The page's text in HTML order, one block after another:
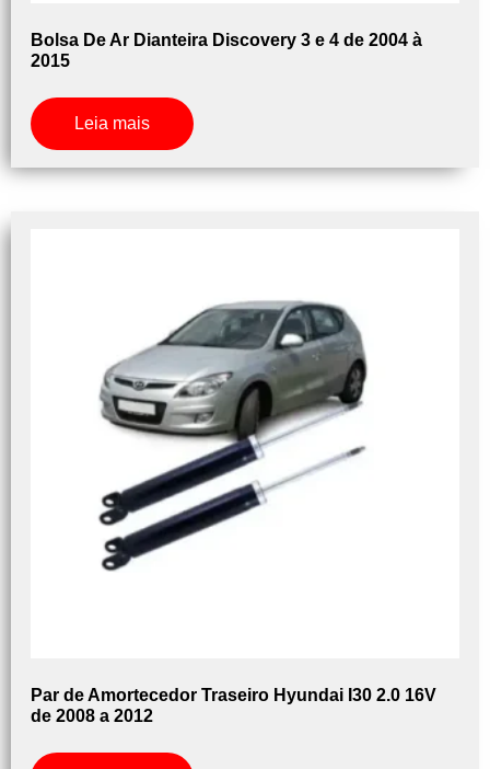
Bolsa De Ar Dianteira Discovery 3 e 4 de 2004 à
2015
Leia mais
Par de Amortecedor Traseiro Hyundai I30 2.0 16V
de 2008 a 2012